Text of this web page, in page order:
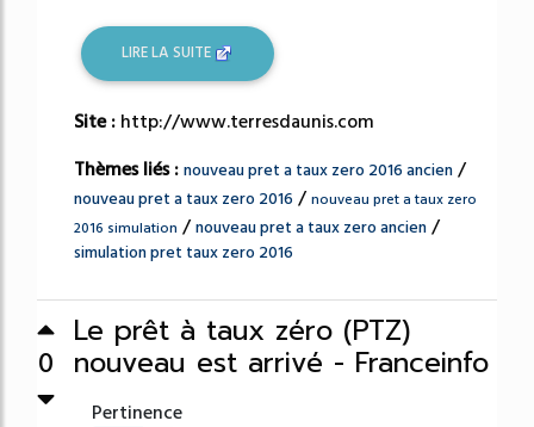
LIRE LA SUITE
Site : http://www.terresdaunis.com
Thèmes liés : nouveau pret a taux zero 2016 ancien /
nouveau pret a taux zero 2016 /nouveau pret a taux zero
2016 simulation /nouveau pret a taux zero ancien /
simulation pret taux zero 2016
0
Le prêt à taux zéro (PTZ)
nouveau est arrivé - Franceinfo
Pertinence